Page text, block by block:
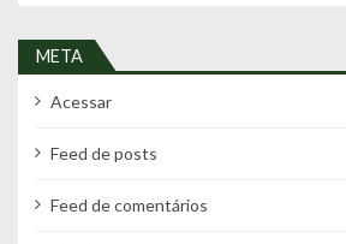
META
Acessar
Feed de posts
Feed de comentários